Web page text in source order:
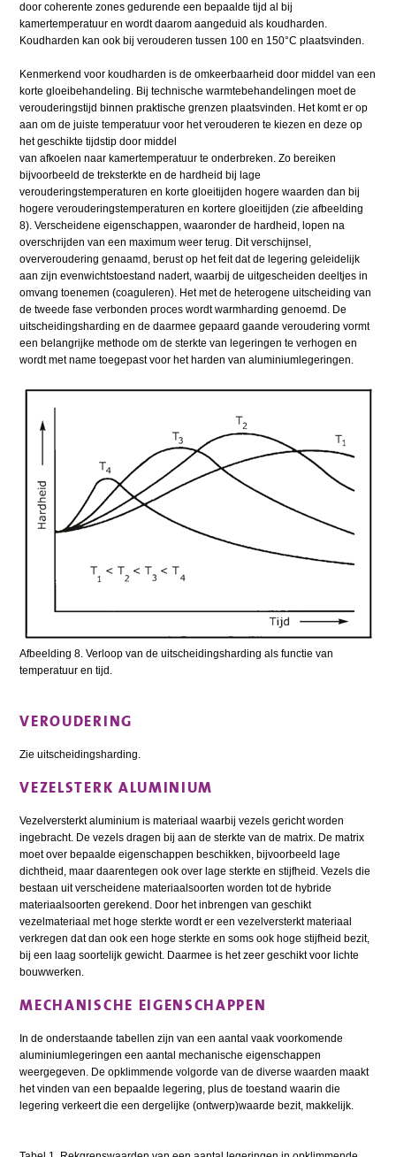
door coherente zones gedurende een bepaalde tijd al bij
kamertemperatuur en wordt daarom aangeduid als koudharden.
Koudharden kan ook bij verouderen tussen 100 en 150°C plaatsvinden.
Kenmerkend voor koudharden is de omkeerbaarheid door middel van een
korte gloeibehandeling. Bij technische warmtebehandelingen moet de
verouderingstijd binnen praktische grenzen plaatsvinden. Het komt er op
aan om de juiste temperatuur voor het verouderen te kiezen en deze op
het geschikte tijdstip door middel
van afkoelen naar kamertemperatuur te onderbreken. Zo bereiken
bijvoorbeeld de treksterkte en de hardheid bij lage
verouderingstemperaturen en korte gloeitijden hogere waarden dan bij
hogere verouderingstemperaturen en kortere gloeitijden (zie afbeelding
8). Verscheidene eigenschappen, waaronder de hardheid, lopen na
overschrijden van een maximum weer terug. Dit verschijnsel,
oververoudering genaamd, berust op het feit dat de legering geleidelijk
aan zijn evenwichtstoestand nadert, waarbij de uitgescheiden deeltjes in
omvang toenemen (coaguleren). Het met de heterogene uitscheiding van
de tweede fase verbonden proces wordt warmharding genoemd. De
uitscheidingsharding en de daarmee gepaard gaande veroudering vormt
een belangrijke methode om de sterkte van legeringen te verhogen en
wordt met name toegepast voor het harden van aluminiumlegeringen.
Afbeelding 8. Verloop van de uitscheidingsharding als functie van
temperatuur en tijd.
VEROUDERING
Zie uitscheidingsharding.
VEZELSTERK ALUMINIUM
Vezelversterkt aluminium is materiaal waarbij vezels gericht worden
ingebracht. De vezels dragen bij aan de sterkte van de matrix. De matrix
moet over bepaalde eigenschappen beschikken, bijvoorbeeld lage
dichtheid, maar daarentegen ook over lage sterkte en stijfheid. Vezels die
bestaan uit verscheidene materiaalsoorten worden tot de hybride
materiaalsoorten gerekend. Door het inbrengen van geschikt
vezelmateriaal met hoge sterkte wordt er een vezelversterkt materiaal
verkregen dat dan ook een hoge sterkte en soms ook hoge stijfheid bezit,
bij een laag soortelijk gewicht. Daarmee is het zeer geschikt voor lichte
bouwwerken.
MECHANISCHE EIGENSCHAPPEN
In de onderstaande tabellen zijn van een aantal vaak voorkomende
aluminiumlegeringen een aantal mechanische eigenschappen
weergegeven. De opklimmende volgorde van de diverse waarden maakt
het vinden van een bepaalde legering, plus de toestand waarin die
legering verkeert die een dergelijke (ontwerp)waarde bezit, makkelijk.